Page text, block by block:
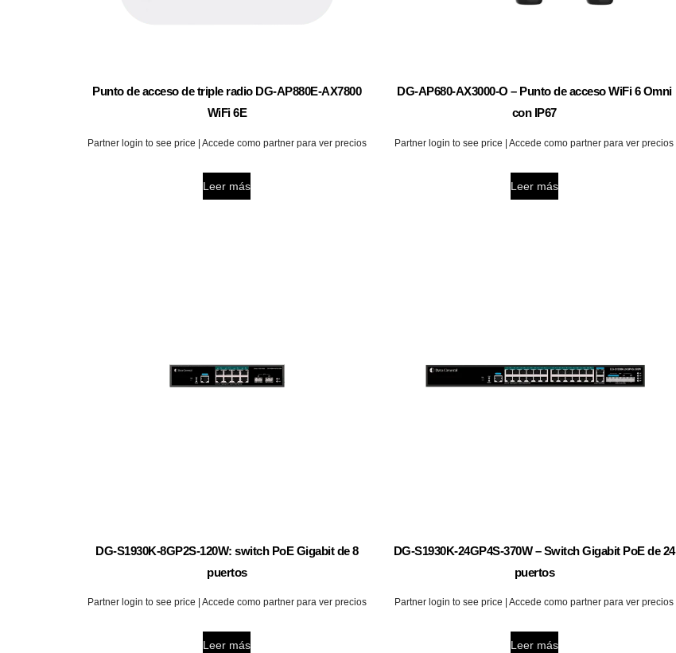
Punto de acceso de triple radio DG-AP880E-AX7800
WiFi 6E
Partner login to see price | Accede como partner para ver precios
Leer más
DG-AP680-AX3000-O – Punto de acceso WiFi 6 Omni
con IP67
Partner login to see price | Accede como partner para ver precios
Leer más
DG-S1930K-8GP2S-120W: switch PoE Gigabit de 8
puertos
Partner login to see price | Accede como partner para ver precios
Leer más
DG-S1930K-24GP4S-370W – Switch Gigabit PoE de 24
puertos
Partner login to see price | Accede como partner para ver precios
Leer más